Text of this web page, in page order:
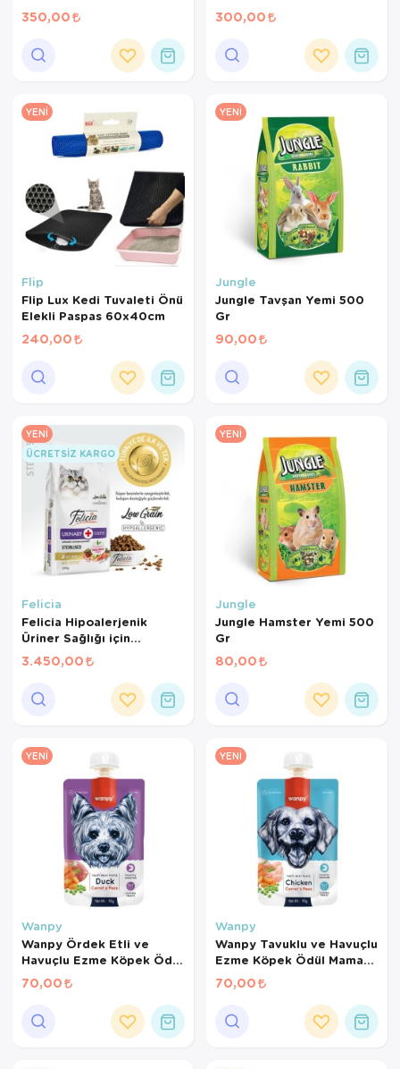
720 ml
350,00
480 ml
300,00
YENI
Flip
Flip Lux Kedi Tuvaleti Önü
Elekli Paspas 60x40cm
240,00
YENI
Jungle
Jungle Tavşan Yemi 500
Gr
90,00
YENI
ÜCRETSIZ KARGO
Felicia
Felicia Hipoalerjenik
Üriner Sağlığı için
Somonlu Düşük Tahıllı
Kısırlaştırılmış Kedi
3.450,00
YENI
Jungle
Jungle Hamster Yemi 500
Gr
80,00
YENI
Wanpy
Wanpy Ördek Etli ve
Havuçlu Ezme Köpek Ödül
Maması 90 Gr
70,00
YENI
Wanpy
Wanpy Tavuklu ve Havuçlu
Ezme Köpek Ödül Maması
90 Gr
70,00